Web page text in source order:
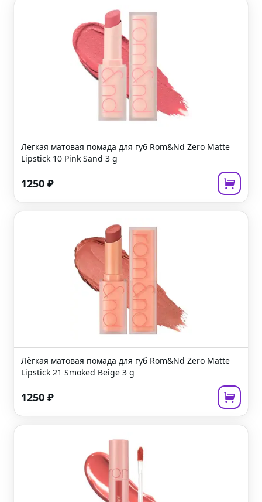
Лёгкая матовая помада для губ Rom&Nd Zero Matte
Lipstick 10 Pink Sand 3 g
1250 ₽
Лёгкая матовая помада для губ Rom&Nd Zero Matte
Lipstick 21 Smoked Beige 3 g
1250 ₽